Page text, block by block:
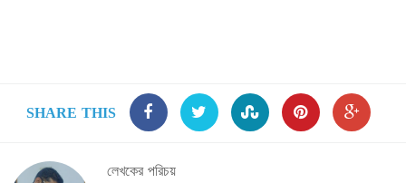
SHARE THIS
লেখকের পরিচয়